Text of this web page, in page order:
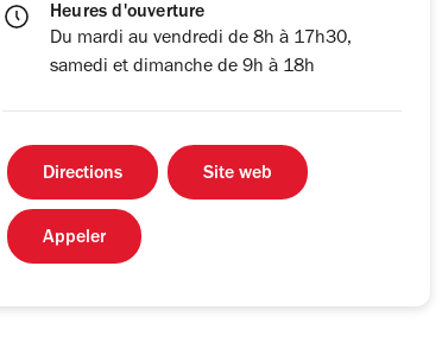
Heures d'ouverture
Du mardi au vendredi de 8h à 17h30,
samedi et dimanche de 9h à 18h
Directions Site web
Appeler